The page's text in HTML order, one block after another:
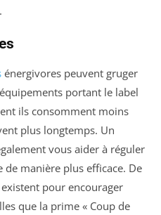
énergivores peuvent gruger
portant le label
ils consomment moins
plus longtemps. Un
vous aider à réguler
manière plus efficace. De
pour encourager
que la prime « Coup de